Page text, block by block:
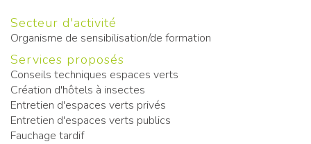
Secteur d'activité
Organisme de sensibilisation/de formation
Services proposés
Conseils techniques espaces verts
Création d'hôtels à insectes
Entretien d'espaces verts privés
Entretien d'espaces verts publics
Fauchage tardif